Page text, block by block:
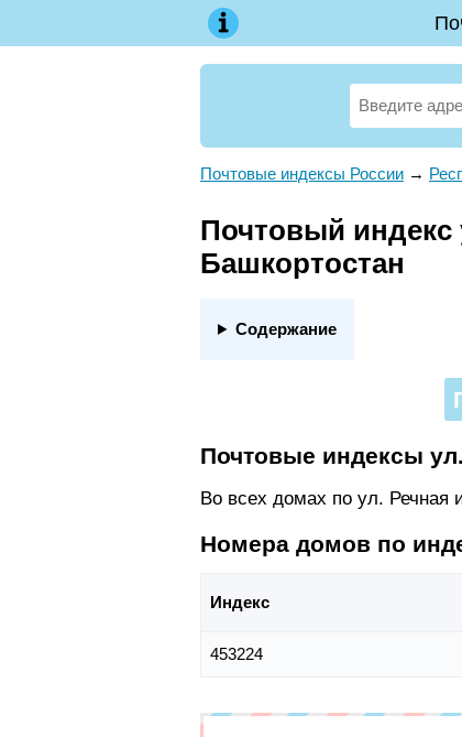
Почтовые индексы России →
Почтовый индекс
Башкортостан
Содержание
Почтовые индексы
Во всех домах по ул. Речная
Номера домов по
Индекс
453224